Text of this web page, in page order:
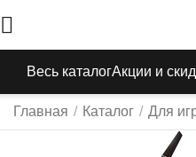
Весь каталогАкции и
Главная / Каталог / Для